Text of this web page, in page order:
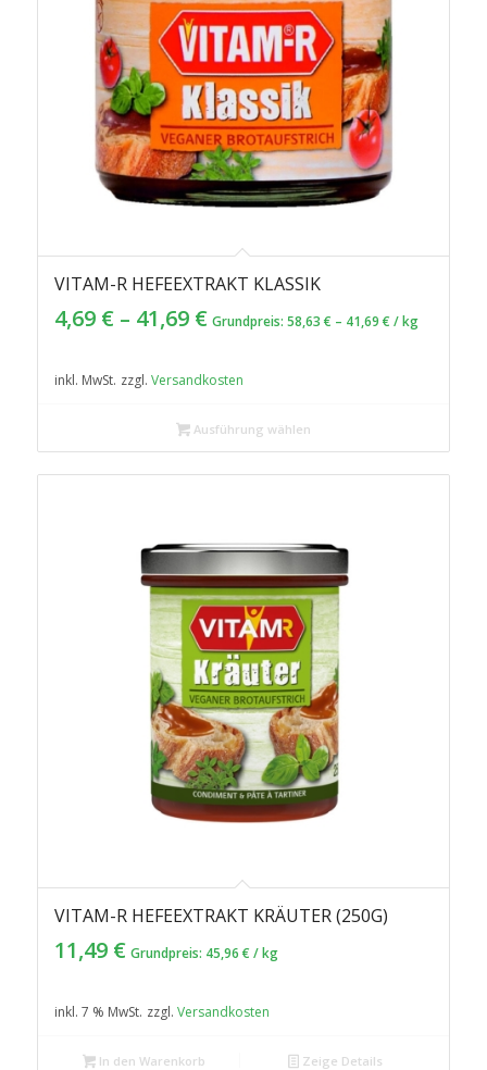
5.00
VITAM-R HEFEEXTRAKT KLASSIK
4,69 €– 41,69 € Grundpreis: 58,63 € – 41,69 € /kg
inkl. MwSt. zzgl. Versandkosten
Ausführung wählen
VITAM-R HEFEEXTRAKT KRÄUTER (250G)
11,49 € Grundpreis: 45,96 € /kg
inkl. 7 % MwSt. zzgl. Versandkosten
In den Warenkorb Zeige Details